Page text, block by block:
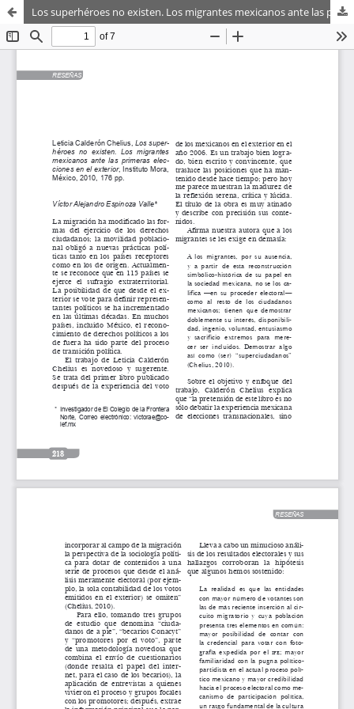
Los superhéroes no existen. Los migrantes mexicanos ante las primeras elecciones en el exterior